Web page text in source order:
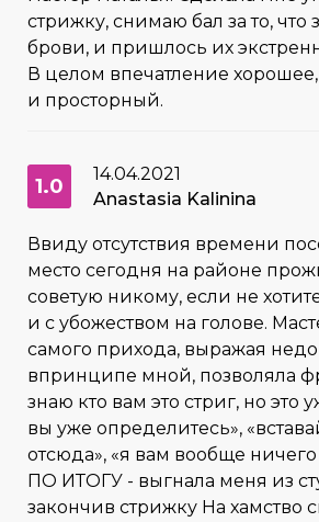
стрижку, снимаю бал за то, что
брови, и пришлось их
В целом впечатление
и просторный.
1.0
14.04.2021
Anastasia Kalinina
Ввиду отсутствия времени
место сегодня на районе
советую никому, если не
и с убожеством на голове.
самого прихода, выражая
впринципе мной, позволяла
знаю кто вам это стриг, но это
вы уже определитесь»,
отсюда», «я вам вообще
ПО ИТОГУ - выгнала меня из
закончив стрижку На хамство